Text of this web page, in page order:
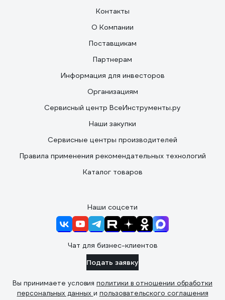
Контакты
О Компании
Поставщикам
Партнерам
Информация для инвесторов
Организациям
Сервисный центр ВсеИнструменты.ру
Наши закупки
Сервисные центры производителей
Правила применения рекомендательных технологий
Каталог товаров
Наши соцсети
Чат для бизнес-клиентов
Подать заявку
Вы принимаете условия политики в отношении обработки
персональных данных и пользовательского соглашения